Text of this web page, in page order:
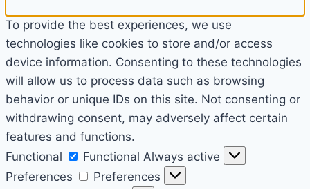
To provide the best experiences, we use
technologies like cookies to store and/or access
device information. Consenting to these technologies
will allow us to process data such as browsing
behavior or unique IDs on this site. Not consenting or
withdrawing consent, may adversely affect certain
features and functions.
Functional
Functional Always active
Preferences
Preferences